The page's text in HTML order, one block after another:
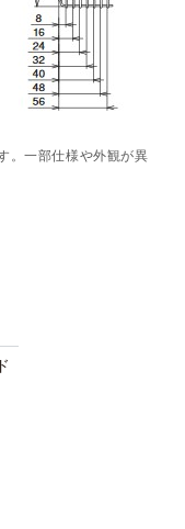
。一部仕様や外観が異